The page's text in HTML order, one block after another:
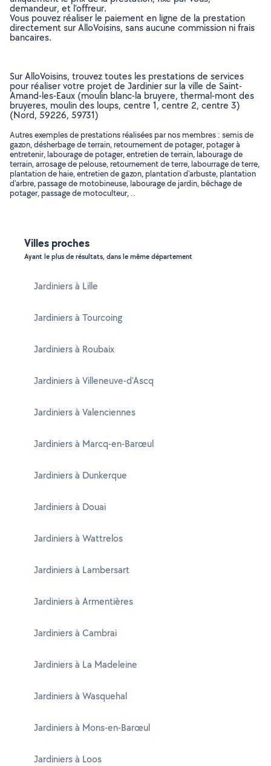
demandeur, et l’offreur.
Vous pouvez réaliser le paiement en ligne de la prestation
directement sur AlloVoisins, sans aucune commission ni frais
bancaires.
Sur AlloVoisins, trouvez toutes les prestations de services
pour réaliser votre projet de Jardinier sur la ville de Saint-
Amand-les-Eaux (moulin blanc-la bruyere, thermal-mont des
bruyeres, moulin des loups, centre 1, centre 2, centre 3)
(Nord, 59226, 59731)
Autres exemples de prestations réalisées par nos membres : semis de
gazon, désherbage de terrain, retournement de potager, potager à
entretenir, labourage de potager, entretien de terrain, labourage de
terrain, arrosage de pelouse, retournement de terre, labourrage de terre,
plantation de haie, entretien de gazon, plantation d'arbuste, plantation
d'arbre, passage de motobineuse, labourage de jardin, bêchage de
potager, passage de motoculteur, ..
Villes proches
Ayant le plus de résultats, dans le même département
Jardiniers à Lille
Jardiniers à Tourcoing
Jardiniers à Roubaix
Jardiniers à Villeneuve-d'Ascq
Jardiniers à Valenciennes
Jardiniers à Marcq-en-Barœul
Jardiniers à Dunkerque
Jardiniers à Douai
Jardiniers à Wattrelos
Jardiniers à Lambersart
Jardiniers à Armentières
Jardiniers à Cambrai
Jardiniers à La Madeleine
Jardiniers à Wasquehal
Jardiniers à Mons-en-Barœul
Jardiniers à Loos